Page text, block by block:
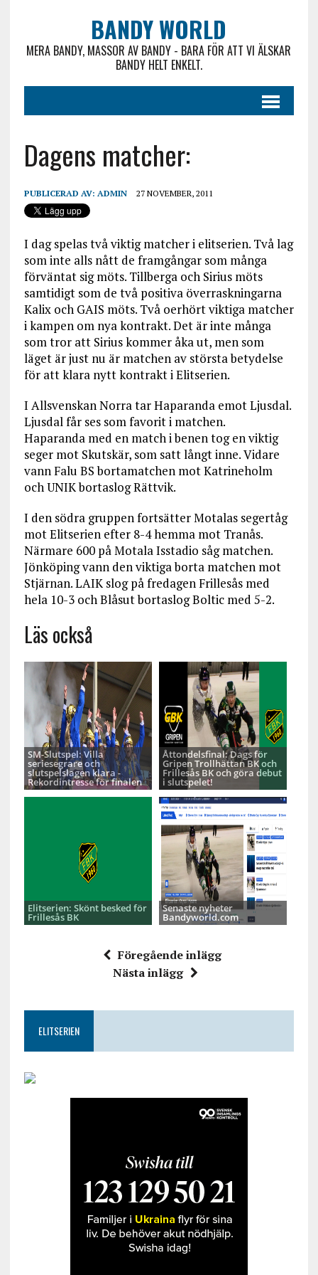
BANDY WORLD
MERA BANDY, MASSOR AV BANDY - BARA FÖR ATT VI ÄLSKAR
BANDY HELT ENKELT.
Dagens matcher:
PUBLICERAD AV: ADMIN 27 NOVEMBER, 2011
I dag spelas två viktig matcher i elitserien. Två lag
som inte alls nått de framgångar som många
förväntat sig möts. Tillberga och Sirius möts
samtidigt som de två positiva överraskningarna
Kalix och GAIS möts. Två oerhört viktiga matcher
i kampen om nya kontrakt. Det är inte många
som tror att Sirius kommer åka ut, men som
läget är just nu är matchen av största betydelse
för att klara nytt kontrakt i Elitserien.
I Allsvenskan Norra tar Haparanda emot Ljusdal.
Ljusdal får ses som favorit i matchen.
Haparanda med en match i benen tog en viktig
seger mot Skutskär, som satt långt inne. Vidare
vann Falu BS bortamatchen mot Katrineholm
och UNIK bortaslog Rättvik.
I den södra gruppen fortsätter Motalas segertåg
mot Elitserien efter 8-4 hemma mot Tranås.
Närmare 600 på Motala Isstadio såg matchen.
Jönköping vann den viktiga borta matchen mot
Stjärnan. LAIK slog på fredagen Frillesås med
hela 10-3 och Blåsut bortaslog Boltic med 5-2.
Läs också
SM-Slutspel: Villa
seriesegrare och
slutspelslagen klara -
Rekordintresse för finalen
Åttondelsfinal: Dags för
Gripen Trollhättan BK och
Frillesås BK och göra debut
i slutspelet!
Elitserien: Skönt besked för
Frillesås BK
Senaste nyheter
Bandyworld.com
Föregående inlägg
Nästa inlägg
ELITSERIEN